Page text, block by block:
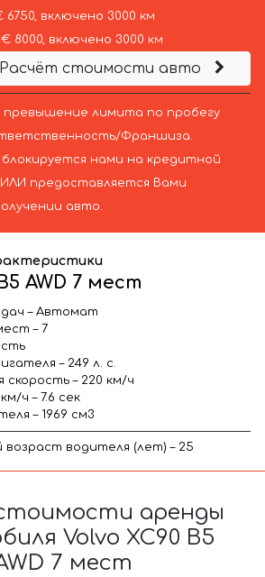
6750, включено 3000 км
8000, включено 3000 км
Расчёт стоимости авто
превышение лимита по пробегу
Франшиза.
блокируется нами на кредитной
предоставляется Вами
авто.
AWD 7 мест
– Автомат
– 7
– 249 л. с.
скорость – 220 км/ч
ч – 7.6 сек
– 1969 см3
водителя (лет) – 25
аренды
Volvo XC90 B5
7 мест